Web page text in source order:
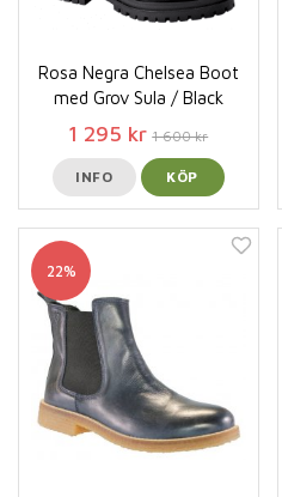
Rosa Negra Chelsea Boot
med Grov Sula / Black
1 295 kr 1 600 kr
INFO KÖP
22%